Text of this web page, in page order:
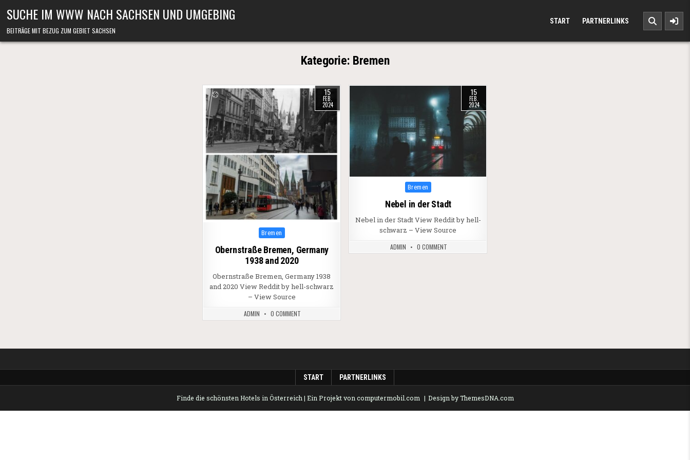
SUCHE IM WWW NACH SACHSEN UND UMGEBING
BEITRÄGE MIT BEZUG ZUM GEBIET SACHSEN
START PARTNERLINKS
Kategorie: Bremen
15
FEB.
2024
Posted in
Bremen
Obernstraße Bremen, Germany
1938 and 2020
Obernstraße Bremen, Germany 1938
and 2020 View Reddit by hell-schwarz
– View Source
ADMIN 0 COMMENT
15
FEB.
2024
Posted in
Bremen
Nebel in der Stadt
Nebel in der Stadt View Reddit by hell-
schwarz – View Source
ADMIN 0 COMMENT
START PARTNERLINKS
Finde die schönsten Hotels in Österreich | Ein Projekt von computermobil.com Design by ThemesDNA.com